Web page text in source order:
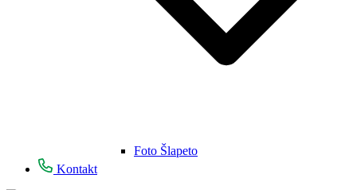
Foto Šlapeto
Kontakt